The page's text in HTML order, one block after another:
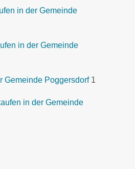
in der Gemeinde
in der Gemeinde
Gemeinde Poggersdorf 1
in der Gemeinde